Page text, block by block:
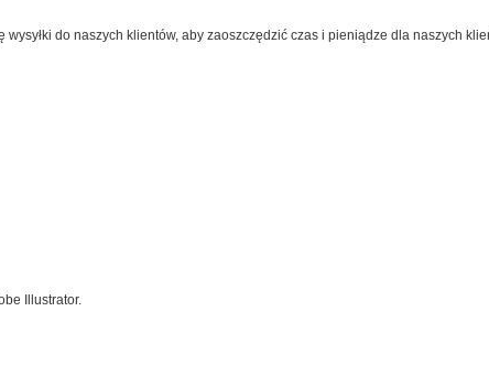
do naszych klientów, aby zaoszczędzić czas i pieniądze dla naszych
Illustrator.